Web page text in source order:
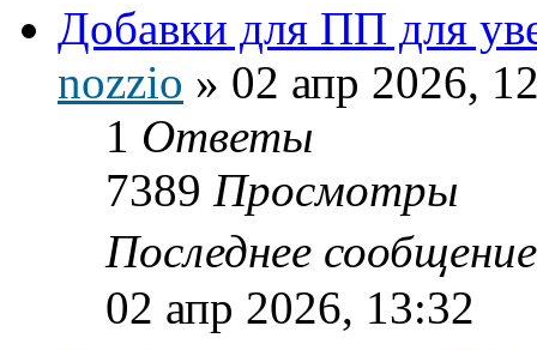
Добавки для ПП для
nozzio » 02 апр 2026,
1 Ответы
7389 Просмотры
Последнее
02 апр 2026, 13:32